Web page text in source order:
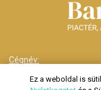
Cégnév:
Ez a weboldal is